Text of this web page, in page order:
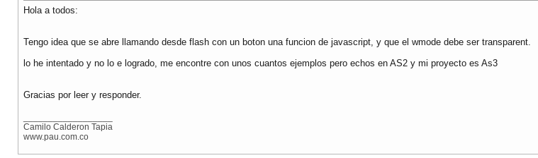
Hola a todos:
Tengo idea que se abre llamando desde flash con un boton una funcion de javascript, y que el wmode debe ser transparent.
lo he intentado y no lo e logrado, me encontre con unos cuantos ejemplos pero echos en AS2 y mi proyecto es As3
Gracias por leer y responder.
Camilo Calderon Tapia
www.pau.com.co